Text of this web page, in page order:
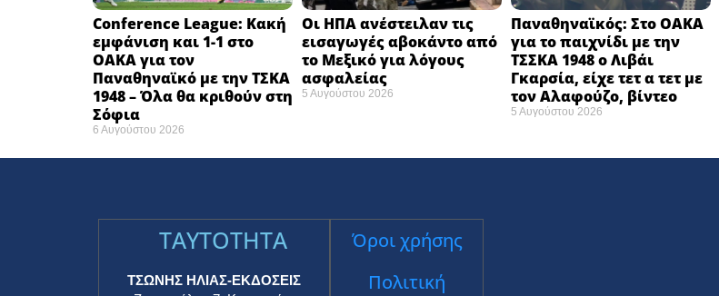
Conference League: Κακή
εμφάνιση και 1-1 στο
ΟΑΚΑ για τον
Παναθηναϊκό με την ΤΣΚΑ
1948 – Όλα θα κριθούν στη
Σόφια ​
6 Αυγούστου 2026
Οι ΗΠΑ ανέστειλαν τις
εισαγωγές αβοκάντο από
το Μεξικό για λόγους
ασφαλείας
5 Αυγούστου 2026
Παναθηναϊκός: Στο ΟΑΚΑ
για το παιχνίδι με την
ΤΣΣΚΑ 1948 ο Λιβάι
Γκαρσία, είχε τετ α τετ με
τον Αλαφούζο, βίντεο
5 Αυγούστου 2026
TAYTOTHTA
ΤΣΩΝΗΣ ΗΛΙΑΣ-ΕΚΔΟΣΕΙΣ
Όροι χρήσης
Πολιτική